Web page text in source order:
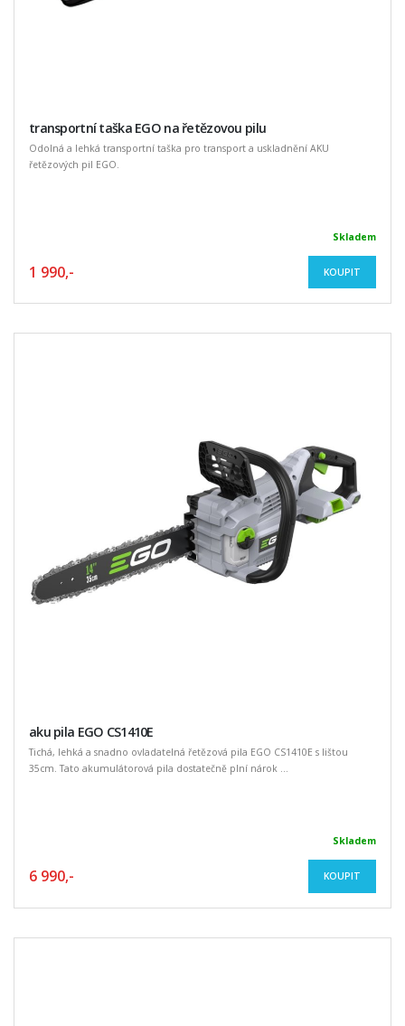
transportní taška EGO na řetězovou pilu
Odolná a lehká transportní taška pro transport a uskladnění AKU
řetězových pil EGO.
Skladem
1 990,- KOUPIT
aku pila EGO CS1410E
Tichá, lehká a snadno ovladatelná řetězová pila EGO CS1410E s lištou
35cm. Tato akumulátorová pila dostatečně plní nárok ...
Skladem
6 990,- KOUPIT